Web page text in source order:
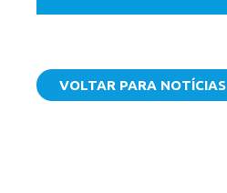
VOLTAR PARA NOTÍCIAS